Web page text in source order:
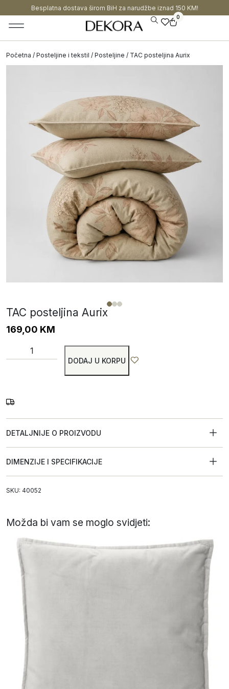
Besplatna dostava širom BiH za narudžbe iznad 150 KM!
0
Početna / Posteljine i tekstil / Posteljine / TAC posteljina Aurix
TAC posteljina Aurix
169,00 KM
DODAJ U KORPU
DETALJNIJE O PROIZVODU
DIMENZIJE I SPECIFIKACIJE
SKU: 40052
Možda bi vam se moglo svidjeti: